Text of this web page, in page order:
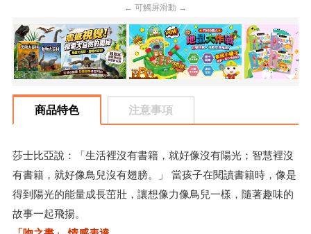
← 可觸屏滑動 →
商品特色 注意事項
莎士比亞說：「生活裡沒有書籍，就好像沒有陽光；智慧裡沒
有書籍，就好像鳥兒沒有翅膀。」 當孩子在閱讀書籍時，像是
得到陽光的能量成長茁壯，讓想像力像鳥兒一樣，隨著趣味的
故事一起飛揚。